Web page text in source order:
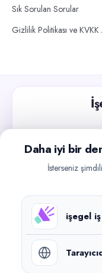
Sık Sorulan Sorular
Gizlilik Politikası ve KVKK
Güncel iş
©2026
Daha iyi bir
İsterseniz
işegel